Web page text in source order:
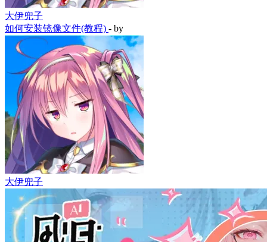
大伊兜子
如何安装镜像文件(教程) - by
大伊兜子